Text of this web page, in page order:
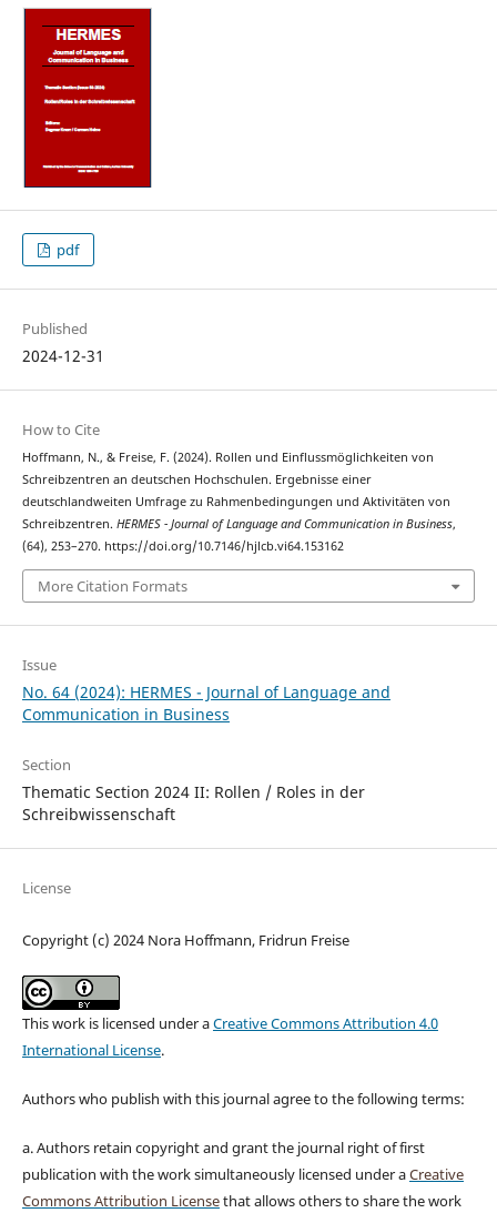
pdf
Published
2024-12-31
How to Cite
Hoffmann, N., & Freise, F. (2024). Rollen und Einflussmöglichkeiten von
Schreibzentren an deutschen Hochschulen. Ergebnisse einer
deutschlandweiten Umfrage zu Rahmenbedingungen und Aktivitäten von
Schreibzentren. HERMES - Journal of Language and Communication in Business,
(64), 253–270. https://doi.org/10.7146/hjlcb.vi64.153162
More Citation Formats
Issue
No. 64 (2024): HERMES - Journal of Language and
Communication in Business
Section
Thematic Section 2024 II: Rollen / Roles in der
Schreibwissenschaft
License
Copyright (c) 2024 Nora Hoffmann, Fridrun Freise
This work is licensed under aCreative Commons Attribution 4.0
International License.
Authors who publish with this journal agree to the following terms:
a. Authors retain copyright and grant the journal right of first
publication with the work simultaneously licensed under aCreative
Commons Attribution Licensethat allows others to share the work